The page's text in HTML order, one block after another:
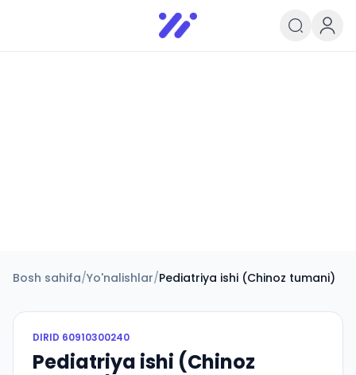
Infoedu
Ta&#039;lim xabarlari va
Bosh sahifa/Yo'nalishlar/Pediatriya ishi (Chinoz tumani)
DIRID 60910300240
Pediatriya ishi (Chinoz